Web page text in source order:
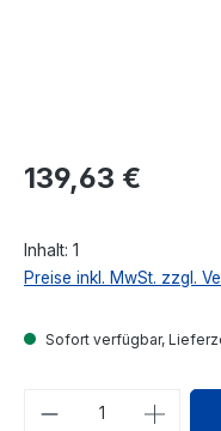
Regulärer Preis:
139,63 €
Inhalt: 1
Preise inkl. MwSt. zzgl.
Sofort verfügbar,
Produkt